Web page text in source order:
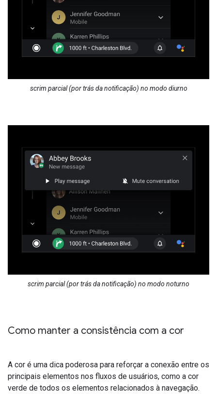
scrim parcial (por trás da notificação) no modo diurno
scrim parcial (por trás da notificação) no modo noturno
Como manter a consistência com a cor
A cor é uma dica poderosa para reforçar a conexão entre os
principais elementos nos fluxos de usuários, como a cor
verde de todos os elementos relacionados à navegação.